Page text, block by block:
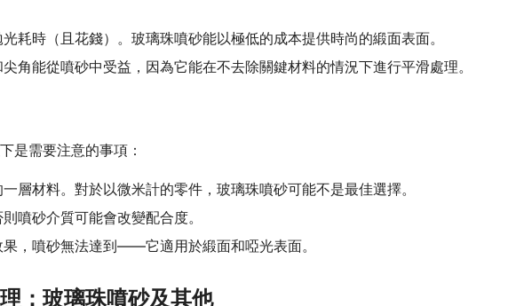
耗時（且花錢）。玻璃珠噴砂能以極低的成本提供時尚的緞面表面。
角能從噴砂中受益，因為它能在不去除關鍵材料的情況下進行平滑處理。
是需要注意的事項：
層材料。對於以微米計的零件，玻璃珠噴砂可能不是最佳選擇。
噴砂介質可能會改變配合度。
，噴砂無法達到——它適用於緞面和啞光表面。
：玻璃珠噴砂及其他